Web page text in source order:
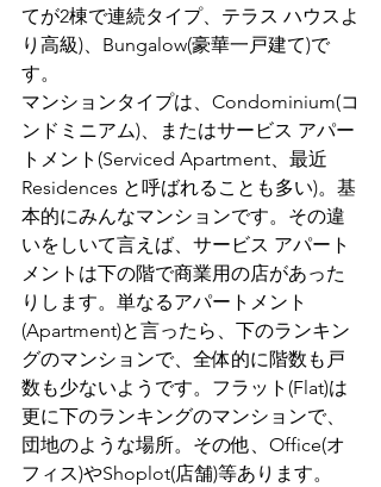
てが2棟で連続タイプ、テラス ハウスよ
り高級)、Bungalow(豪華一戸建て)で
す。
マンションタイプは、Condominium(コ
ンドミニアム)、またはサービス アパー
トメント(Serviced Apartment、最近
Residences と呼ばれることも多い)。基
本的にみんなマンションです。その違
いをしいて言えば、サービス アパート
メントは下の階で商業用の店があった
りします。単なるアパートメント
(Apartment)と言ったら、下のランキン
グのマンションで、全体的に階数も戸
数も少ないようです。フラット(Flat)は
更に下のランキングのマンションで、
団地のような場所。その他、Office(オ
フィス)やShoplot(店舗)等あります。